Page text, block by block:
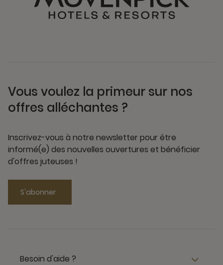
Vous voulez la primeur sur nos
offres alléchantes ?
Inscrivez-vous à notre newsletter pour être
informé(e) des nouvelles ouvertures et bénéficier
d'offres juteuses !
S'abonner
Besoin d'aide ?